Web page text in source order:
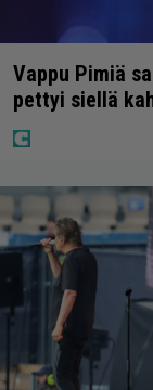
Vappu Pimiä
pettyi siellä